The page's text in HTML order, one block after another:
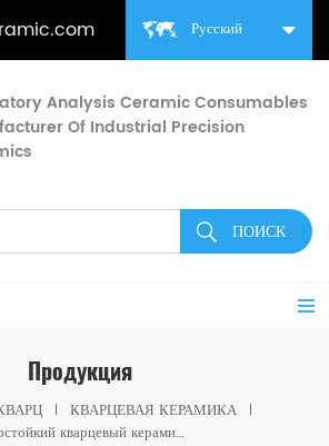
Русский
Analysis Ceramic Consumables
Of Industrial Precision
Продукция
КВАРЦЕВАЯ КЕРАМИКА
Жаростойкий кварцевый керамический ролик для печей термообработки